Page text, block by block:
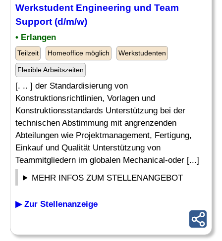
Werkstudent Engineering und Team
Support (d/m/w)
• Erlangen
Teilzeit Homeoffice möglich Werkstudenten
Flexible Arbeitszeiten
[. .. ] der Standardisierung von
Konstruktionsrichtlinien, Vorlagen und
Konstruktionsstandards Unterstützung bei der
technischen Abstimmung mit angrenzenden
Abteilungen wie Projektmanagement, Fertigung,
Einkauf und Qualität Unterstützung von
Teammitgliedern im globalen Mechanical-oder [...]
MEHR INFOS ZUM STELLENANGEBOT
▶ Zur Stellenanzeige